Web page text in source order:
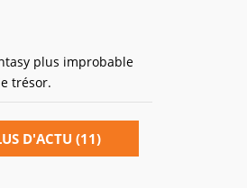
plus improbable
trésor.
D'ACTU (11)